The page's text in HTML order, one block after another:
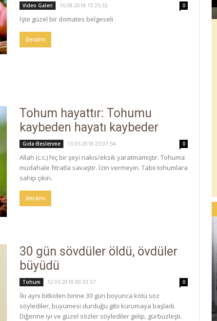
Video Galeri 16.08.2018 13:25:32 0
İşte güzel bir domates belgeseli
devamı
Tohum hayattır: Tohumu
kaybeden hayatı kaybeder
Gıda-Beslenme 13.05.2018 23:07:54 0
Allah (c.c.) hiç bir şeyi nakıs/eksik yaratmamıştır. Tohuma
müdahale fıtratla savaştır. İzin vermeyin. Tabii tohumlara
sahip çıkın.
devamı
30 gün sövdüler öldü, övdüler
büyüdü
Tohum 12.05.2018 00:33:57 0
İki aynı bitkiden birine 30 gün boyunca kötü söz
söylediler, büyümesi durduğu gibi kurumaya başladı.
Diğerine iyi ve güzel sözler söylediler gelip, gürbüzleşti.